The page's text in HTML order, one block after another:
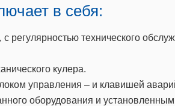
в себя:
технического
кулера.
управления – и клавишей
оборудования и